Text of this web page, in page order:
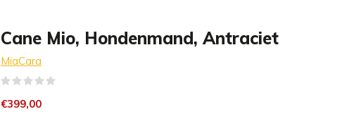
Cane Mio, Hondenmand, Antraciet
MiaCara
€399,00